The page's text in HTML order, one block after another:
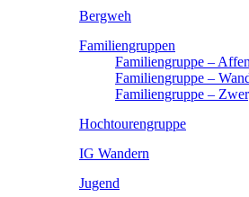
Bergweh
Familiengruppen
Familiengruppe –
Familiengruppe –
Familiengruppe –
Hochtourengruppe
IG Wandern
Jugend